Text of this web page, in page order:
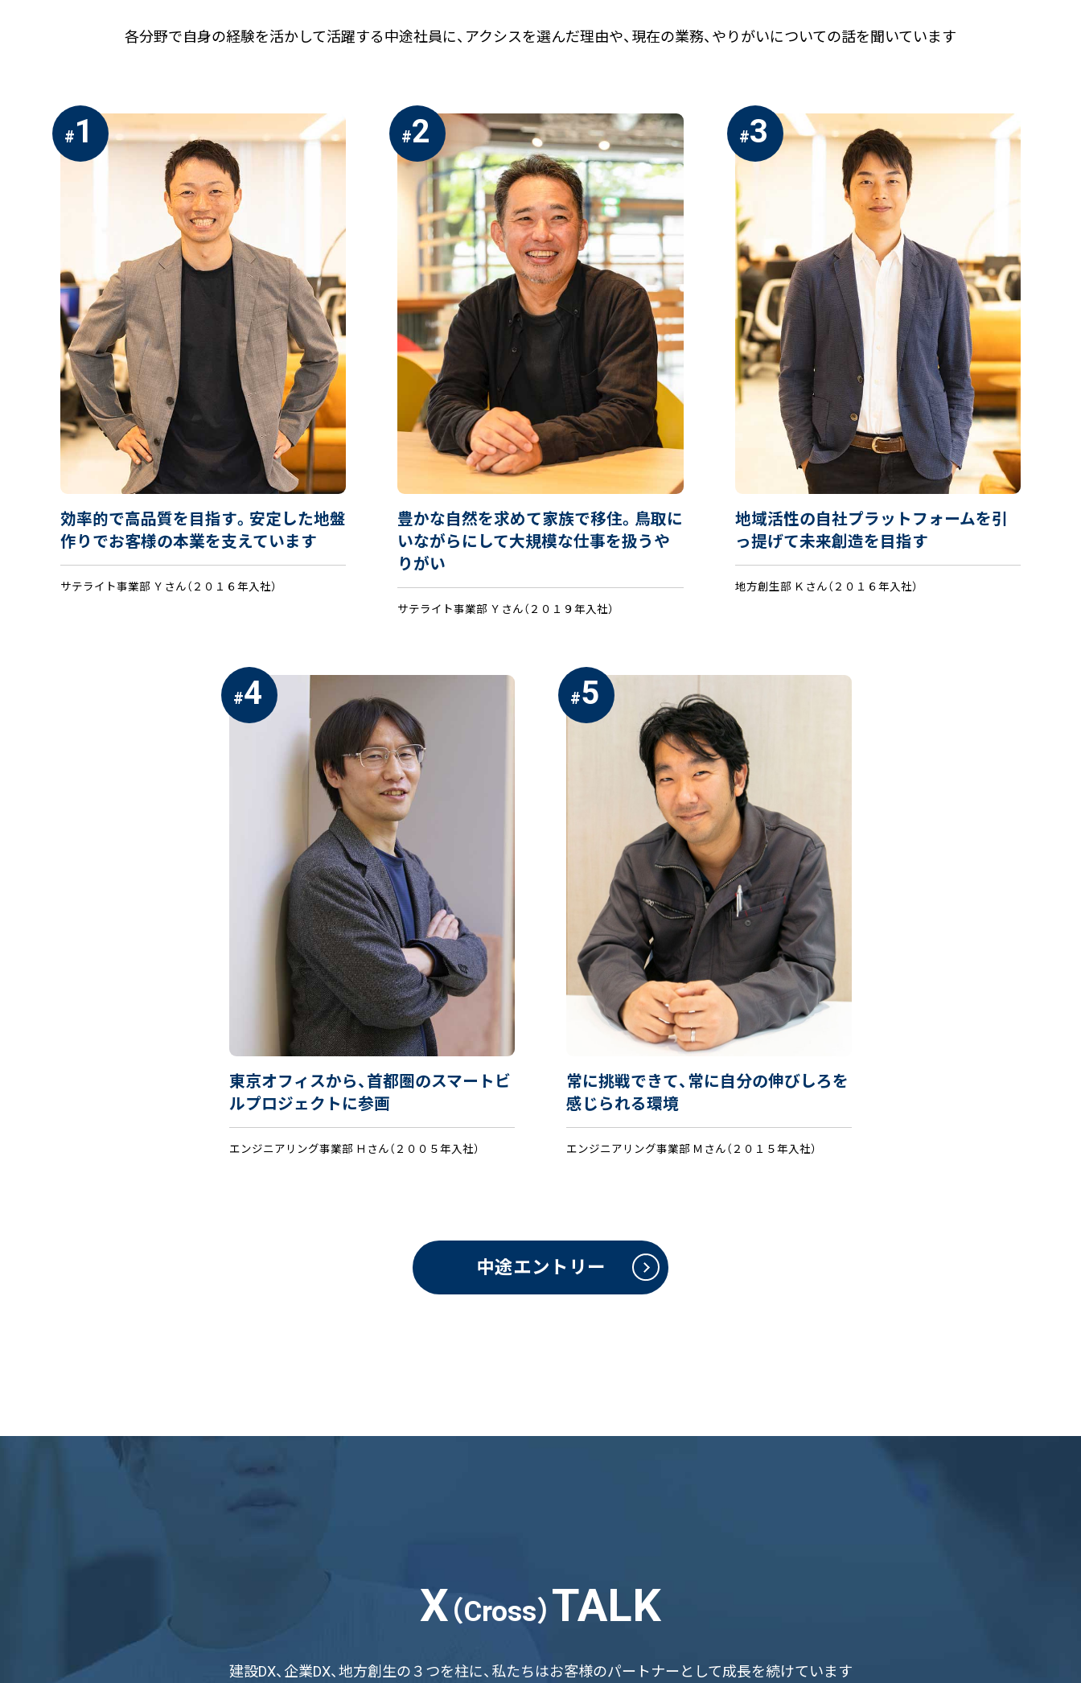
各分野で自身の経験を活かして活躍する中途社員に、アクシスを選んだ理由や、現在の業務、やりがいについての話を聞いています
#1
効率的で高品質を目指す。安定した地盤
作りでお客様の本業を支えています
サテライト事業部 Ｙさん（２０１６年入社）
#2
豊かな自然を求めて家族で移住。鳥取に
いながらにして大規模な仕事を扱うや
りがい
サテライト事業部 Ｙさん（２０１９年入社）
#3
地域活性の自社プラットフォームを引
っ提げて未来創造を目指す
地方創生部 Ｋさん（２０１６年入社）
#4
東京オフィスから、首都圏のスマートビ
ルプロジェクトに参画
エンジニアリング事業部 Ｈさん（２００５年入社）
#5
常に挑戦できて、常に自分の伸びしろを
感じられる環境
エンジニアリング事業部 Ｍさん（２０１５年入社）
中途エントリー
X（Cross）TALK
建設DX、企業DX、地方創生の３つを柱に、私たちはお客様のパートナーとして成長を続けています